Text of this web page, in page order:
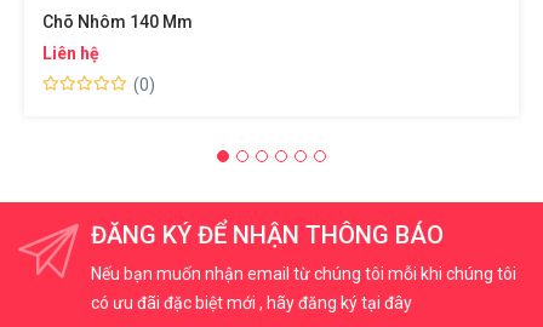
Chõ Nhôm 140 Mm
Liên hệ
(0)
ĐĂNG KÝ ĐỂ NHẬN THÔNG BÁO
Nếu bạn muốn nhận email từ chúng tôi mỗi khi chúng tôi
có ưu đãi đặc biệt mới , hãy đăng ký tại đây